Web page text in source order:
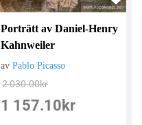
Porträtt av Daniel-Henry
Kahnweiler
avPablo Picasso
2 030.00kr
1 157.10 kr